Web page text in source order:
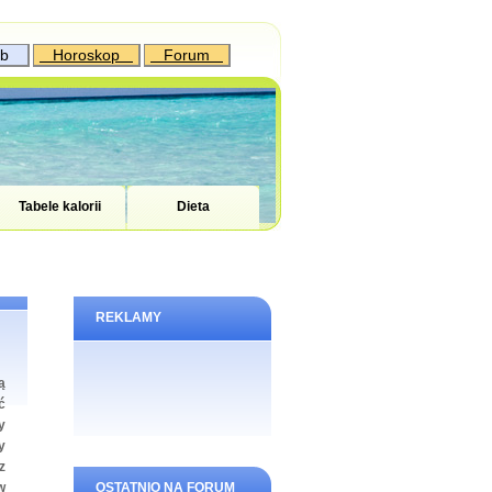
Horoskop Forum
Tabele kalorii Dieta
REKLAMY
OSTATNIO NA FORUM